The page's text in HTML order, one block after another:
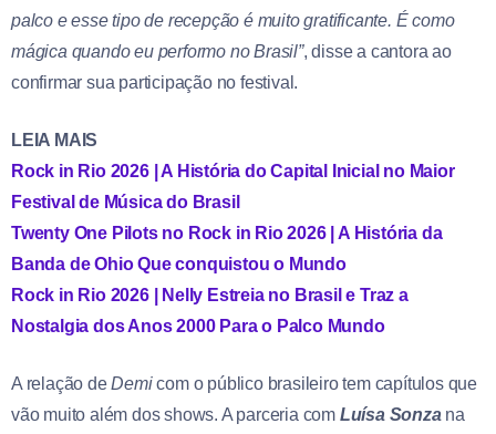
palco e esse tipo de recepção é muito gratificante. É como
mágica quando eu performo no Brasil”, disse a cantora ao
confirmar sua participação no festival.
LEIA MAIS
Rock in Rio 2026 | A História do Capital Inicial no Maior
Festival de Música do Brasil
Twenty One Pilots no Rock in Rio 2026 | A História da
Banda de Ohio Que conquistou o Mundo
Rock in Rio 2026 | Nelly Estreia no Brasil e Traz a
Nostalgia dos Anos 2000 Para o Palco Mundo
A relação deDemicom o público brasileiro tem capítulos que
vão muito além dos shows. A parceria com Luísa Sonzana